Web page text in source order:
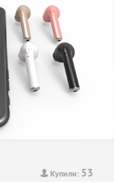
Купили: 53